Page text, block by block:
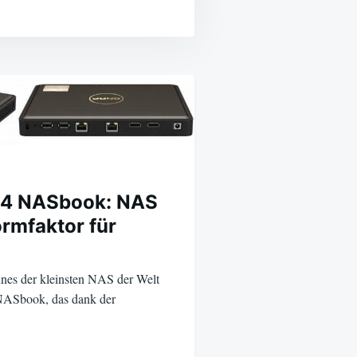
NASbook: NAS
für
der kleinsten NAS der Welt
das dank der